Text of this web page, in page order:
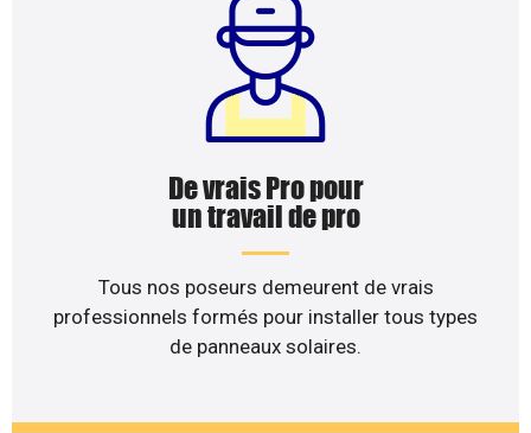
De vrais Pro pour
un travail de pro
Tous nos poseurs demeurent de vrais
professionnels formés pour installer tous types
de panneaux solaires.